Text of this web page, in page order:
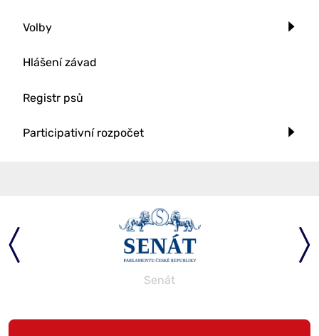
Volby
Hlášení závad
Registr psů
Participativní rozpočet
Senát